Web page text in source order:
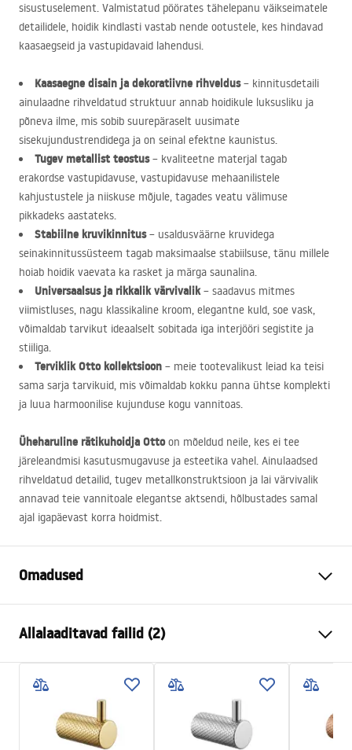
sisustuselement. Valmistatud pöörates tähelepanu väikseimatele
detailidele, hoidik kindlasti vastab nende ootustele, kes hindavad
kaasaegseid ja vastupidavaid lahendusi.
Kaasaegne disain ja dekoratiivne rihveldus– kinnitusdetaili
ainulaadne rihveldatud struktuur annab hoidikule luksusliku ja
põneva ilme, mis sobib suurepäraselt uusimate
sisekujundustrendidega ja on seinal efektne kaunistus.
Tugev metallist teostus– kvaliteetne materjal tagab
erakordse vastupidavuse, vastupidavuse mehaanilistele
kahjustustele ja niiskuse mõjule, tagades veatu välimuse
pikkadeks aastateks.
Stabiilne kruvikinnitus– usaldusväärne kruvidega
seinakinnitussüsteem tagab maksimaalse stabiilsuse, tänu millele
hoiab hoidik vaevata ka rasket ja märga saunalina.
Universaalsus ja rikkalik värvivalik– saadavus mitmes
viimistluses, nagu klassikaline kroom, elegantne kuld, soe vask,
võimaldab tarvikut ideaalselt sobitada iga interjööri segistite ja
stiiliga.
Terviklik Otto kollektsioon – meie tootevalikust leiad ka teisi
sama sarja tarvikuid, mis võimaldab kokku panna ühtse komplekti
ja luua harmoonilise kujunduse kogu vannitoas.
Üheharuline rätikuhoidja Ottoon mõeldud neile, kes ei tee
järeleandmisi kasutusmugavuse ja esteetika vahel. Ainulaadsed
rihveldatud detailid, tugev metallkonstruktsioon ja lai värvivalik
annavad teie vannitoale elegantse aktsendi, hõlbustades samal
ajal igapäevast korra hoidmist.
Omadused
Materjal
Paigaldusviis
Kruvitav
Laius
265
95mm
Sügavus
70mm
Allalaaditavad failid (2)
Garantiitingimused
Warranty_Terms_and_Conditions_Accessories_-_24.pdf